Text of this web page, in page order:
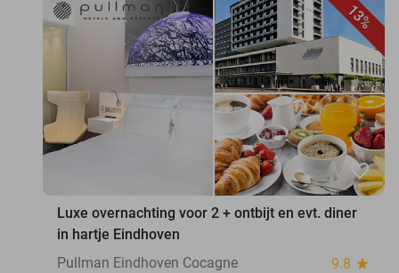
13%
favorite_border
Luxe overnachting voor 2 + ontbijt en evt. diner
in hartje Eindhoven
Pullman Eindhoven Cocagne
9.8 star